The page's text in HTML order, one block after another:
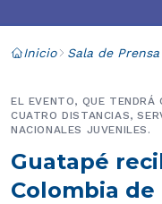
Inicio Sala de Prensa
Guatapé
Colombia
EL EVENTO, QUE TENDRÁ
CUATRO DISTANCIAS,
NACIONALES JUVENILES.